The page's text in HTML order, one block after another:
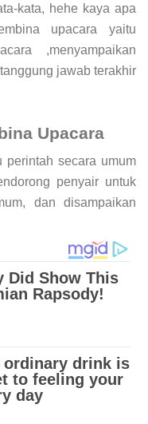
kata, hehe kaya apa
upacara yaitu
,menyampaikan
jawab terakhir
Upacara
perintah secara umum
penyair untuk
dan disampaikan